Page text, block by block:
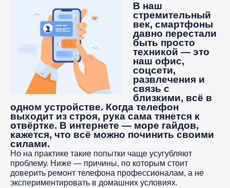
В наш
стремительный
век, смартфоны
давно перестали
быть просто
техникой — это
наш офис,
соцсети,
развлечения и
связь с
близкими, всё в
одном устройстве. Когда телефон
выходит из строя, рука сама тянется к
отвёртке. В интернете — море гайдов,
кажется, что всё можно починить своими
силами.
Но на практике такие попытки чаще усугубляют
проблему. Ниже — причины, по которым стоит
доверить ремонт телефона профессионалам, а не
экспериментировать в домашних условиях.